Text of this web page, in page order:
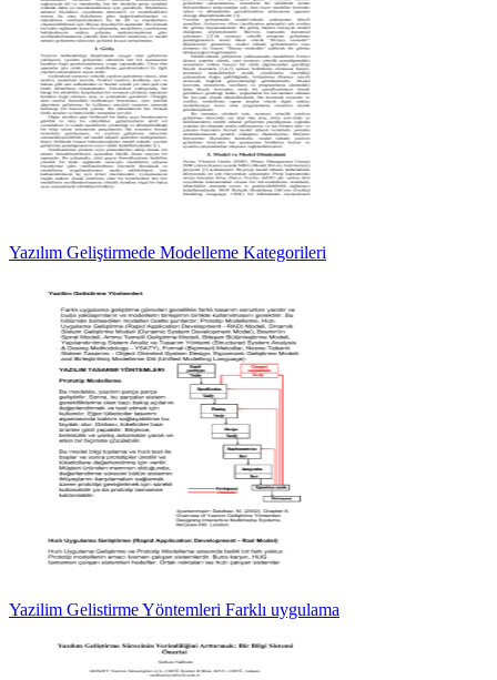
Yazılım Geliştirmede Modelleme Kategorileri
Yazilim Gelistirme Yöntemleri Farklı uygulama